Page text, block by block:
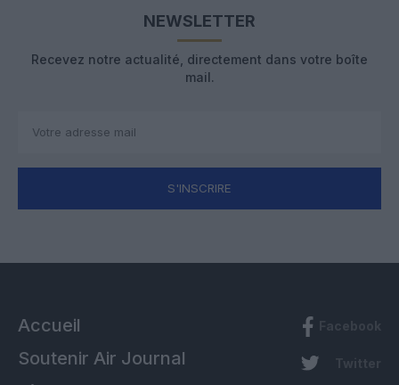
NEWSLETTER
Recevez notre actualité, directement dans votre boîte
mail.
S'INSCRIRE
Accueil
Soutenir Air Journal